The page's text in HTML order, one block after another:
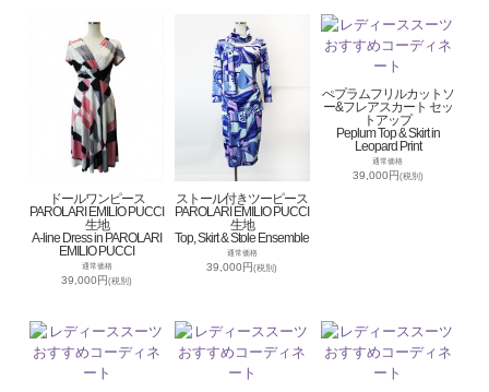
ドールワンピース
PAROLARI EMILIO PUCCI
生地
A-line Dress in PAROLARI
EMILIO PUCCI
通常価格
39,000円(税別)
ストール付きツーピース
PAROLARI EMILIO PUCCI
生地
Top, Skirt & Stole Ensemble
通常価格
39,000円(税別)
ぺプラムフリルカットソ
ー&フレアスカート セッ
トアップ
Peplum Top & Skirt in
Leopard Print
通常価格
39,000円(税別)